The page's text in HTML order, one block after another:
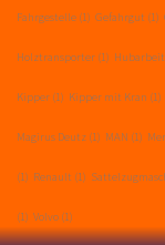
Fahrgestelle (1) Gefahrgut (1)
Holztransporter (1)
Kipper (1) Kipper mit Kran (1)
Magirus Deutz (1) MAN (1)
(1) Renault (1)
(1) Volvo (1)